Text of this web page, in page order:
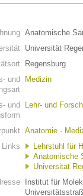
Anatomische
Universität
Regensburg
und
Medizin
und
Lehr- und
Anatomie ·
Links
Lehrstuhl für
Anatomische
Universität
Institut für